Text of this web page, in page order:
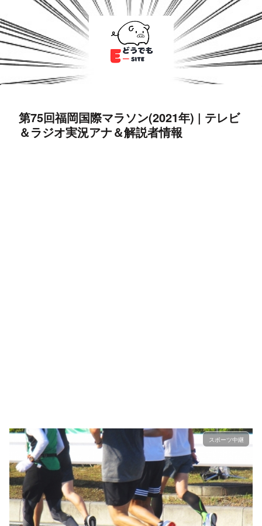
第75回福岡国際マラソン(2021年) | テレビ
＆ラジオ実況アナ＆解説者情報
スポーツ中継